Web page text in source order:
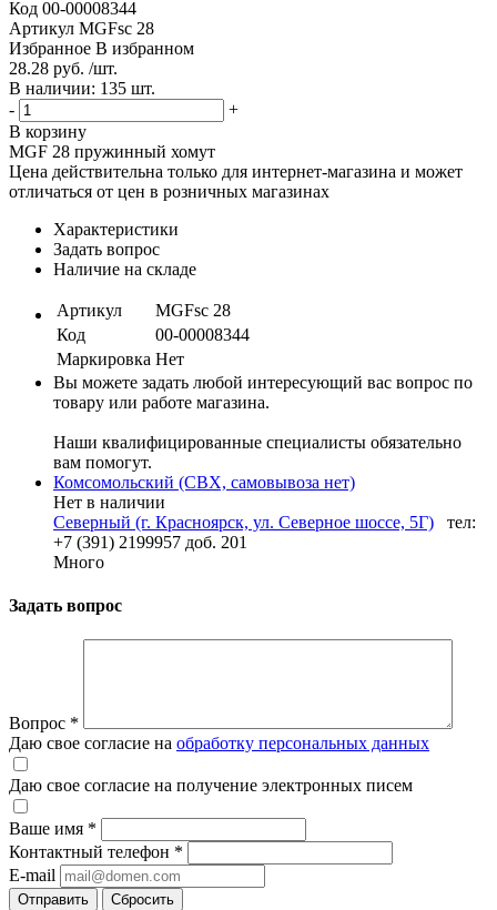
Код 00-00008344
Артикул MGFsc 28
Избранное В избранном
28.28 руб. /шт.
В наличии: 135 шт.
-
+
В корзину
MGF 28 пружинный хомут
Цена действительна только для интернет-магазина и может
отличаться от цен в розничных магазинах
Характеристики
Задать вопрос
Наличие на складе
Артикул
MGFsc 28
Код
00-00008344
Маркировка Нет
Вы можете задать любой интересующий вас вопрос по
товару или работе магазина.
Наши квалифицированные специалисты обязательно
вам помогут.
Комсомольский (СВХ, самовывоза нет)
Нет в наличии
Северный (г. Красноярск, ул. Северное шоссе, 5Г)
тел:
+7 (391) 2199957 доб. 201
Много
Задать вопрос
Вопрос *
Даю свое согласие на обработку персональных данных
Даю свое согласие на получение электронных писем
Ваше имя *
Контактный телефон *
E-mail
Отправить Сбросить